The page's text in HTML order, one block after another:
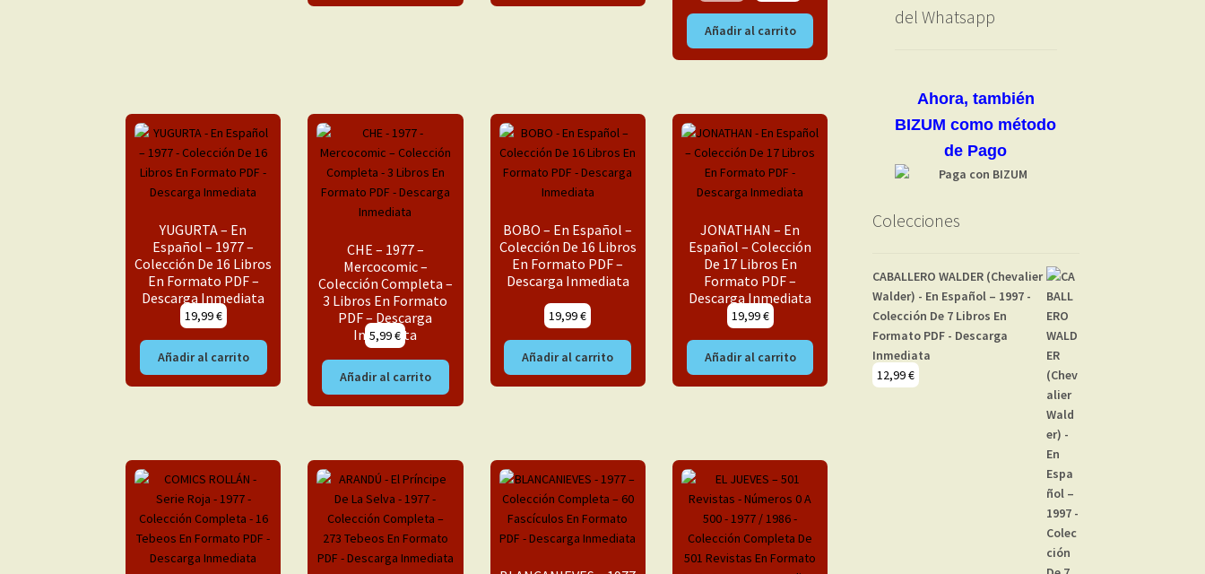
original
era:
es:
Añadir al carrito
YUGURTA – En
Español – 1977 –
Colección De 16 Libros
En Formato PDF –
Descarga Inmediata
19,99€
Añadir al carrito
CHE – 1977 –
Mercocomic –
Colección Completa –
3 Libros En Formato
PDF – Descarga
Inmediata
5,99€
Añadir al carrito
BOBO – En Español –
Colección De 16 Libros
En Formato PDF –
Descarga Inmediata
19,99€
Añadir al carrito
JONATHAN – En
Español – Colección
De 17 Libros En
Formato PDF –
Descarga Inmediata
19,99€
Añadir al carrito
del Whatsapp
Ahora, también
BIZUM como método
de Pago
Colecciones
CABALLERO WALDER (Chevalier
Walder) - En Español – 1997 -
Colección De 7 Libros En
Formato PDF - Descarga
Inmediata
12,99€